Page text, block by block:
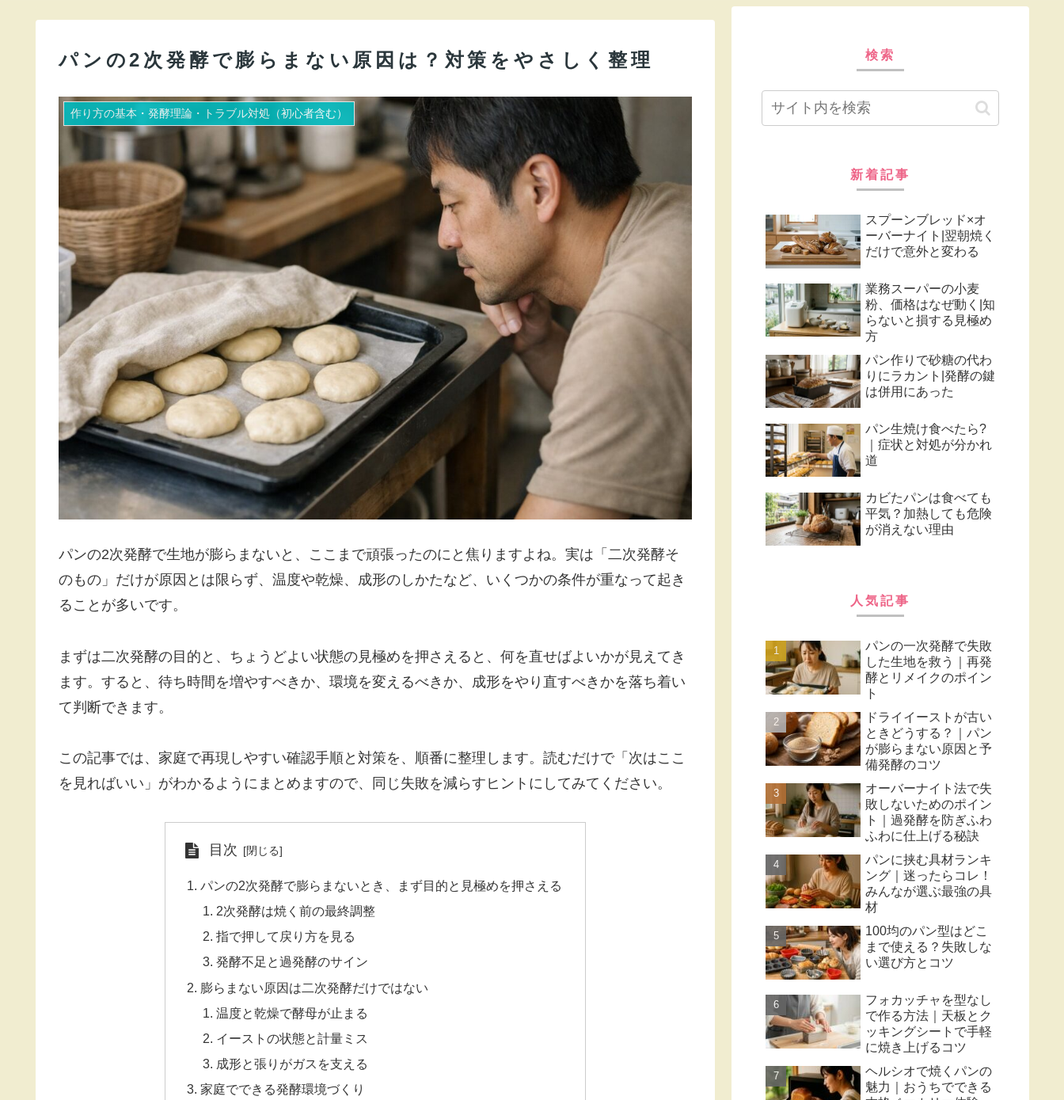
パンの2次発酵で膨らまない原因は？対策をやさしく整理
作り方の基本・発酵理論・トラブル対処（初心者含む）
パンの2次発酵で生地が膨らまないと、ここまで頑張ったのにと焦りますよね。実は「二次発酵そ
のもの」だけが原因とは限らず、温度や乾燥、成形のしかたなど、いくつかの条件が重なって起き
ることが多いです。
まずは二次発酵の目的と、ちょうどよい状態の見極めを押さえると、何を直せばよいかが見えてき
ます。すると、待ち時間を増やすべきか、環境を変えるべきか、成形をやり直すべきかを落ち着い
て判断できます。
この記事では、家庭で再現しやすい確認手順と対策を、順番に整理します。読むだけで「次はここ
を見ればいい」がわかるようにまとめますので、同じ失敗を減らすヒントにしてみてください。
目次
パンの2次発酵で膨らまないとき、まず目的と見極めを押さえる
2次発酵は焼く前の最終調整
指で押して戻り方を見る
発酵不足と過発酵のサイン
膨らまない原因は二次発酵だけではない
温度と乾燥で酵母が止まる
イーストの状態と計量ミス
成形と張りがガスを支える
家庭でできる発酵環境づくり
検索
新着記事
スプーンブレッド×オ
ーバーナイト|翌朝焼く
だけで意外と変わる
業務スーパーの小麦
粉、価格はなぜ動く|知
らないと損する見極め
方
パン作りで砂糖の代わ
りにラカント|発酵の鍵
は併用にあった
パン生焼け食べたら?
｜症状と対処が分かれ
道
カビたパンは食べても
平気？加熱しても危険
が消えない理由
人気記事
パンの一次発酵で失敗
した生地を救う｜再発
酵とリメイクのポイン
ト
ドライイーストが古い
ときどうする？｜パン
が膨らまない原因と予
備発酵のコツ
オーバーナイト法で失
敗しないためのポイン
ト｜過発酵を防ぎふわ
ふわに仕上げる秘訣
パンに挟む具材ランキ
ング｜迷ったらコレ！
みんなが選ぶ最強の具
材
100均のパン型はどこ
まで使える？失敗しな
い選び方とコツ
フォカッチャを型なし
で作る方法｜天板とク
ッキングシートで手軽
に焼き上げるコツ
ヘルシオで焼くパンの
魅力｜おうちでできる